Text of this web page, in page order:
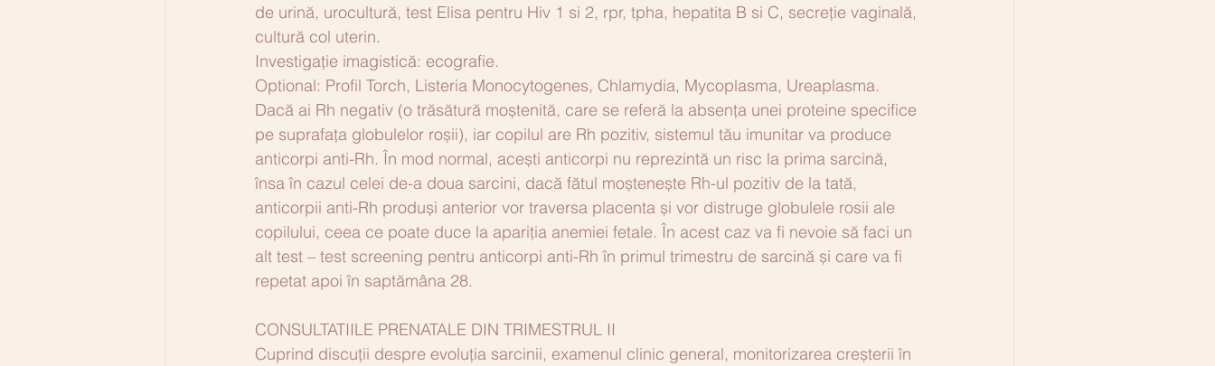
de urină, urocultură, test Elisa pentru Hiv 1 si 2, rpr, tpha, hepatita B si C, secreție vaginală,
cultură col uterin.
Investigație imagistică: ecografie.
Optional: Profil Torch, Listeria Monocytogenes, Chlamydia, Mycoplasma, Ureaplasma.
Dacă ai Rh negativ (o trăsătură moștenită, care se referă la absența unei proteine specifice
pe suprafața globulelor roșii), iar copilul are Rh pozitiv, sistemul tău imunitar va produce
anticorpi anti-Rh. În mod normal, acești anticorpi nu reprezintă un risc la prima sarcină,
însa în cazul celei de-a doua sarcini, dacă fătul moștenește Rh-ul pozitiv de la tată,
anticorpii anti-Rh produși anterior vor traversa placenta și vor distruge globulele rosii ale
copilului, ceea ce poate duce la apariția anemiei fetale. În acest caz va fi nevoie să faci un
alt test – test screening pentru anticorpi anti-Rh în primul trimestru de sarcină și care va fi
repetat apoi în saptămâna 28.
CONSULTATIILE PRENATALE DIN TRIMESTRUL II
Cuprind discuții despre evoluția sarcinii, examenul clinic general, monitorizarea creșterii în